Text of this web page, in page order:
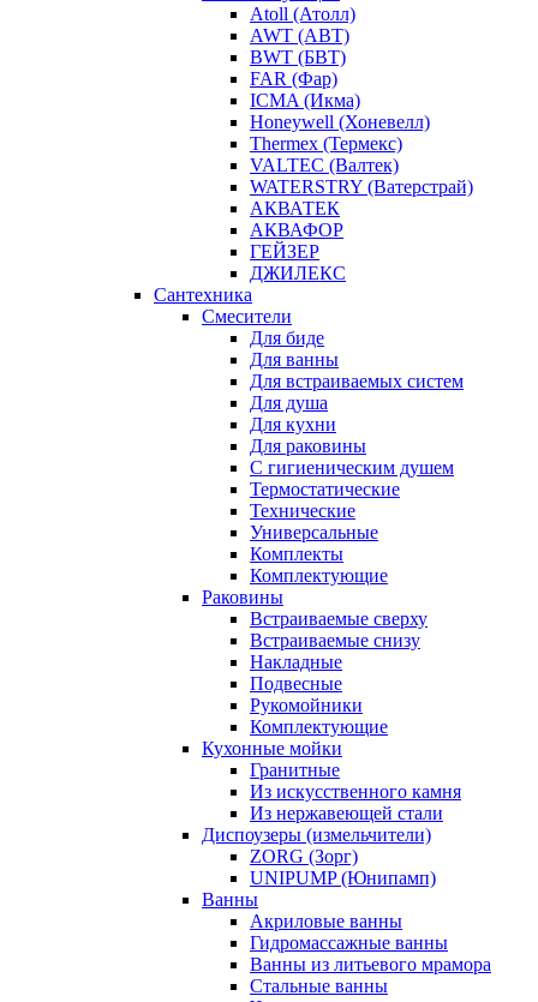
Atoll (Атолл)
AWT (АВТ)
BWT (БВТ)
FAR (Фар)
ICMA (Икма)
Honeywell (Хоневелл)
Thermex (Термекс)
VALTEC (Валтек)
WATERSTRY (Ватерстрай)
АКВАТЕК
АКВАФОР
ГЕЙЗЕР
ДЖИЛЕКС
Сантехника
Смесители
Для биде
Для ванны
Для встраиваемых систем
Для душа
Для кухни
Для раковины
С гигиеническим душем
Термостатические
Технические
Универсальные
Комплекты
Комплектующие
Раковины
Встраиваемые сверху
Встраиваемые снизу
Накладные
Подвесные
Рукомойники
Комплектующие
Кухонные мойки
Гранитные
Из искусственного камня
Из нержавеющей стали
Диспоузеры (измельчители)
ZORG (Зорг)
UNIPUMP (Юнипамп)
Ванны
Акриловые ванны
Гидромассажные ванны
Ванны из литьевого мрамора
Стальные ванны